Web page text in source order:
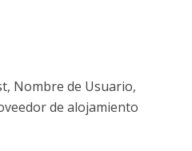
Nombre de Usuario,
de alojamiento